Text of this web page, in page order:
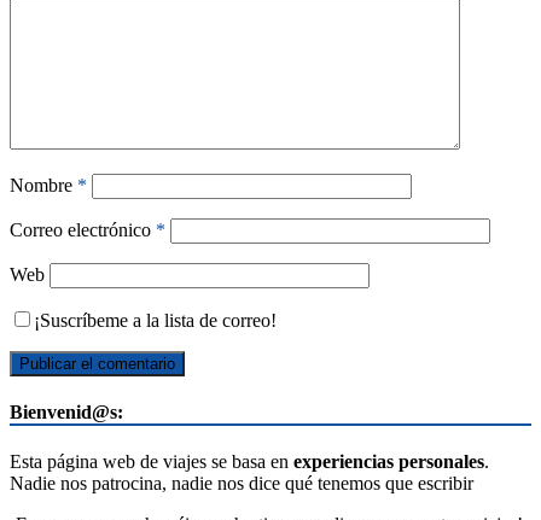
Nombre *
Correo electrónico *
Web
¡Suscríbeme a la lista de correo!
Bienvenid@s:
Esta página web de viajes se basa en experiencias personales.
Nadie nos patrocina, nadie nos dice qué tenemos que escribir